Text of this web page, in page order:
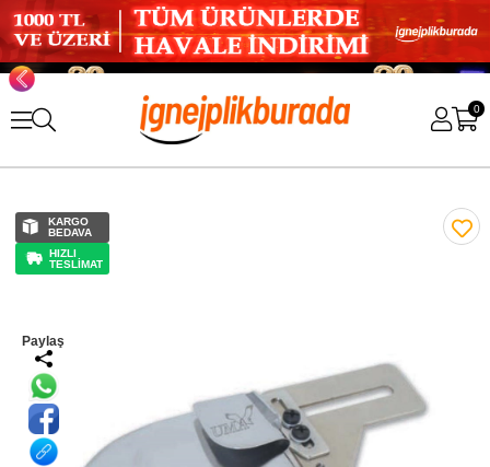
0
KARGO
BEDAVA
HIZLI
TESLİMAT
Paylaş